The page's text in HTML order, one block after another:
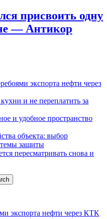
присвоить одну
— Антикор
экспорта нефти через
и не переплатить за
и удобное пространство
объекта: выбор
защиты
пересматривать снова и
экспорта нефти через КТК